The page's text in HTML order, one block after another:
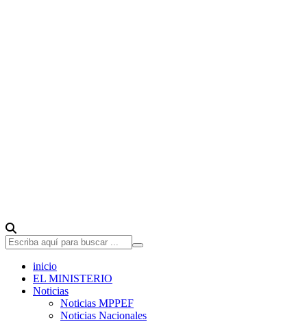
inicio
EL MINISTERIO
Noticias
Noticias MPPEF
Noticias Nacionales